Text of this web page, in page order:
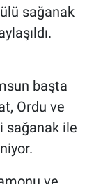
sağanak
başta
Ordu ve
sağanak ile